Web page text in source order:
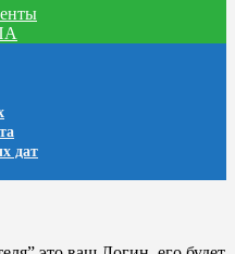
дат